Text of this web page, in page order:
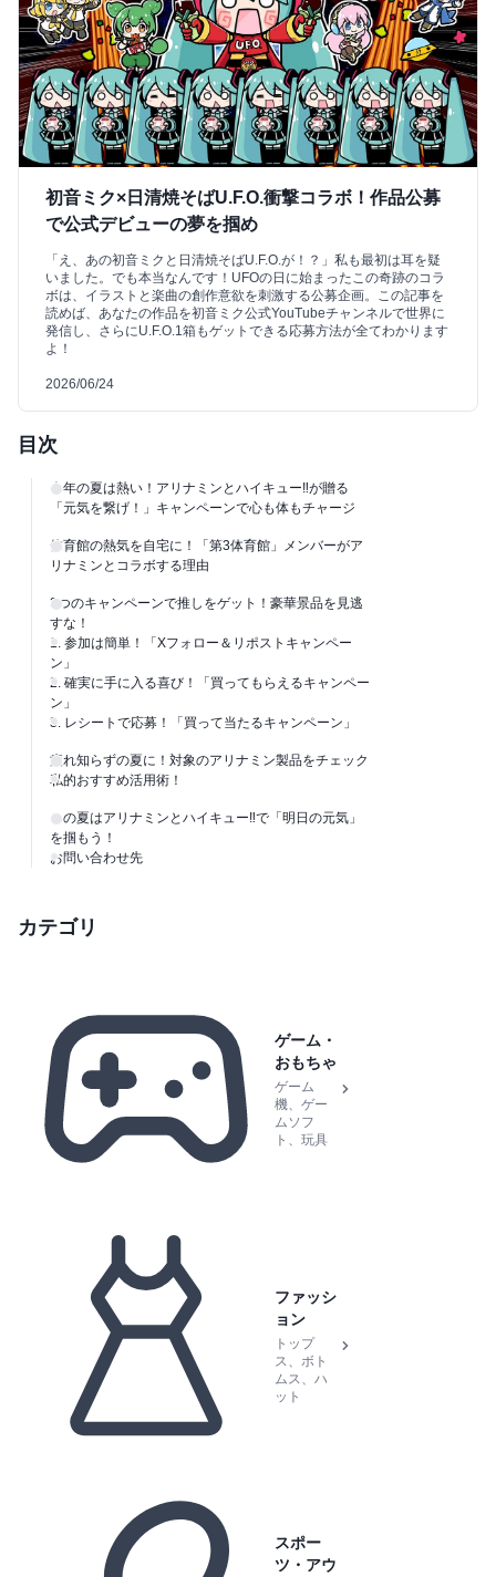
初音ミク×日清焼そばU.F.O.衝撃コラボ！作品公募
で公式デビューの夢を掴め
「え、あの初音ミクと日清焼そばU.F.O.が！？」私も最初は耳を疑
いました。でも本当なんです！UFOの日に始まったこの奇跡のコラ
ボは、イラストと楽曲の創作意欲を刺激する公募企画。この記事を
読めば、あなたの作品を初音ミク公式YouTubeチャンネルで世界に
発信し、さらにU.F.O.1箱もゲットできる応募方法が全てわかります
よ！
2026/06/24
目次
今年の夏は熱い！アリナミンとハイキュー‼が贈る
「元気を繋げ！」キャンペーンで心も体もチャージ
体育館の熱気を自宅に！「第3体育館」メンバーがア
リナミンとコラボする理由
3つのキャンペーンで推しをゲット！豪華景品を見逃
すな！
1. 参加は簡単！「Xフォロー＆リポストキャンペー
ン」
2. 確実に手に入る喜び！「買ってもらえるキャンペー
ン」
3. レシートで応募！「買って当たるキャンペーン」
疲れ知らずの夏に！対象のアリナミン製品をチェック
私的おすすめ活用術！
この夏はアリナミンとハイキュー‼で「明日の元気」
を掴もう！
お問い合わせ先
カテゴリ
ゲーム・
おもちゃ
ゲーム
機、ゲー
ムソフ
ト、玩具
ファッシ
ョン
トップ
ス、ボト
ムス、ハ
ット
スポー
ツ・アウ